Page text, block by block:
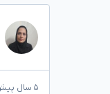
۵ سال پیش